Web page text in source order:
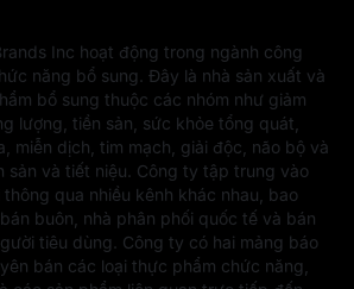
Inc hoạt động trong ngành công
năng bổ sung. Đây là nhà sản xuất và
bổ sung thuộc các nhóm như giảm
lượng, tiền sản, sức khỏe tổng quát,
miễn dịch, tim mạch, giải độc, não bộ và
sản và tiết niệu. Công ty tập trung vào
qua nhiều kênh khác nhau, bao
buôn, nhà phân phối quốc tế và bán
tiêu dùng. Công ty có hai mảng báo
bán các loại thực phẩm chức năng,